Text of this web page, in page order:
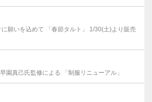
願いを込めて 「春節タルト」 1/30(土)より販売
園真己氏監修による 「制服リニューアル」